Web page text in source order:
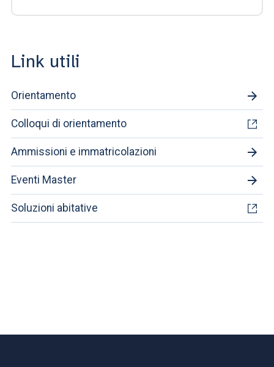
Link utili
Orientamento
Colloqui di orientamento
Ammissioni e immatricolazioni
Eventi Master
Soluzioni abitative